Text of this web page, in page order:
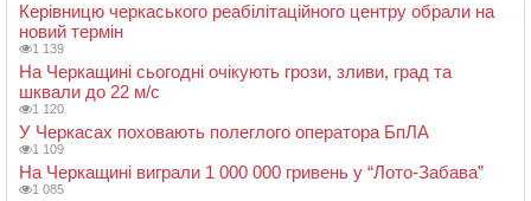
Керівницю черкаського реабілітаційного центру обрали на
новий термін
1 139
На Черкащині сьогодні очікують грози, зливи, град та
шквали до 22 м/с
1 120
У Черкасах поховають полеглого оператора БпЛА
1 109
На Черкащині виграли 1 000 000 гривень у “Лото-Забава”
1 085